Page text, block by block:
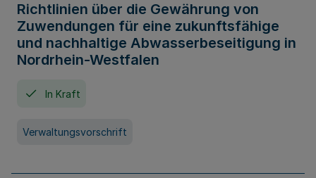
Richtlinien über die Gewährung von
Zuwendungen für eine zukunftsfähige
und nachhaltige Abwasserbeseitigung in
Nordrhein-Westfalen
In Kraft
Verwaltungsvorschrift